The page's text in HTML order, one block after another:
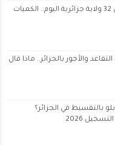
تحذير من أمطار رعدية على 32 ولاية جزائرية اليوم.. الكميات
والأجور بالجزائر.. ماذا قال
بالتقسيط في الجزائر؟
2026